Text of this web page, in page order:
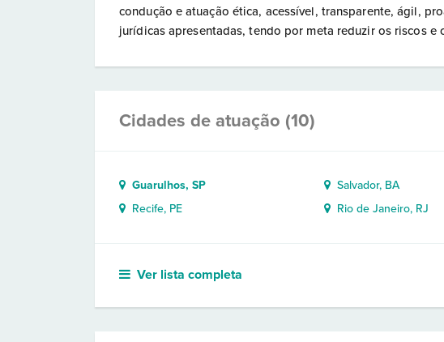
condução e atuação ética, acessível, transparente, ágil,
jurídicas apresentadas, tendo por meta reduzir os riscos e
Cidades de atuação (10)
Guarulhos, SP Salvador, BA
Recife, PE
Rio de Janeiro, RJ
Ver lista completa